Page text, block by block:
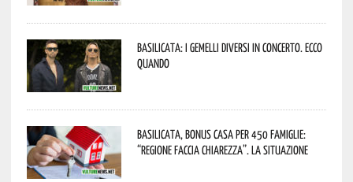
Basilicata: i Gemelli DiVersi in concerto. Ecco
quando
Basilicata, Bonus casa per 450 famiglie:
“Regione faccia chiarezza”. La situazione